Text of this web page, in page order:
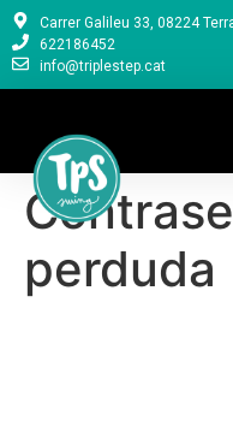
Carrer Galileu 33, 08224
622186452
info@triplestep.cat
perduda